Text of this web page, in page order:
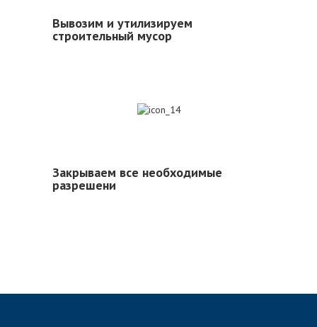
Вывозим и утилизируем
строительный мусор
Закрываем все необходимые
разрешени